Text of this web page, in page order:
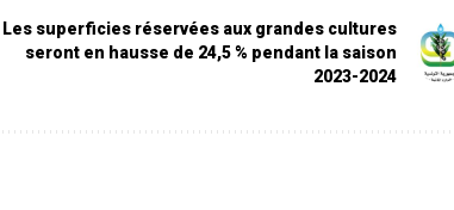
Les superficies réservées aux grandes cultures
seront en hausse de 24,5 % pendant la saison
2023-2024